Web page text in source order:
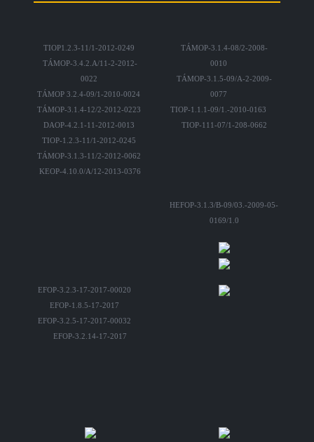
TIOP1.2.3-11/1-2012-0249
TÁMOP-3.4.2.A/11-2-2012-
0022
TÁMOP 3.2.4-09/1-2010-0024
TÁMOP-3.1.4-12/2-2012-0223
DAOP-4.2.1-11-2012-0013
TIOP-1.2.3-11/1-2012-0245
TÁMOP-3.1.3-11/2-2012-0062
KEOP-4.10.0/A/12-2013-0376
TÁMOP-3.1.4-08/2-2008-
0010
TÁMOP-3.1.5-09/A-2-2009-
0077
TIOP-1.1.1-09/1.-2010-0163
TIOP-111-07/1-208-0662
HEFOP-3.1.3/B-09/03.-2009-05-
0169/1.0
EFOP-3.2.3-17-2017-00020
EFOP-1.8.5-17-2017
EFOP-3.2.5-17-2017-00032
EFOP-3.2.14-17-2017